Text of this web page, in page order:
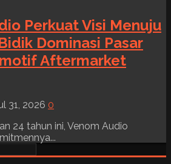
Perkuat Visi Menuju
Dominasi Pasar
Aftermarket
31, 2026 0
24 tahun ini, Venom Audio